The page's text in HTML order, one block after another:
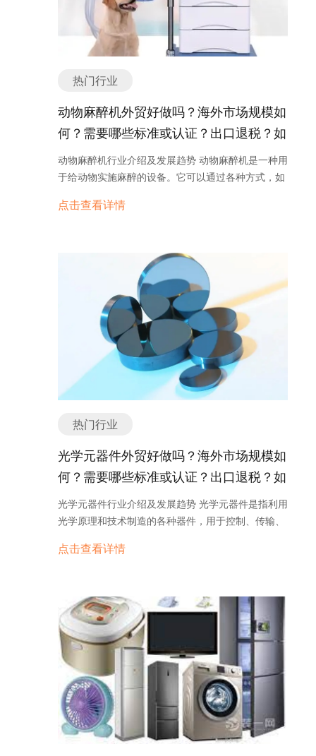
现和新工艺的应用也推动了焊机行业的发展。例如，
高强度钢和铝合金的广泛应用需要更先进的焊接技术
来保证连接的质量。此外，焊机行业还受到环保法规
来，焊机行业将继续向高效、智能化方向发展。一方
面，随着自动化技术的应用，自动化焊机将成为主
流。自动化焊机能够提高焊接效率和质量，并减少劳
动力成本。另一方面，智能化焊机将成为焊机行业的
新趋势。智能化焊机具备更高的智能化程度，能够自
动调节焊接参数、检测焊接质量，并实现远程监控和
焊机行业竞争激烈，市场上存在大量的焊机品牌和产
业面临的挑战。随着新材料和新工艺的不断涌现，焊
机制造商需要不断提升技术水平，开发适应新需求的
产品。 总之，焊机行业作为制造业的重要组成部分，
将继续保持快速发展。随着全球市场对焊接产品的需
求不断增长，焊机行业将面临更多机遇和挑战。通过
不断创新和技术升级，焊机制造商将能够满足市场需
求，推动焊机行业的可持续发展。 焊机产品主要分类
或种类有哪些？ 焊机是一种用于焊接金属材料的设
备，根据不同的工作原理和应用领域，可以将焊机分
为手焊机，是最常见和常用的焊机类型之一。它通过
起来。手持式电弧焊机适用于各种焊接作业，包括家
庭维修、建筑工地和汽车维修等。 2. 气体保护焊
气）保护焊接区域的焊机。气体保护焊机适用于对焊
接质量要求较高的应用，如航空航天和核工业等。 3.
电阻焊机：电阻焊机利用电流通过金属接头产生热
业。 4. 激光焊机：激光焊机利用高能量激光束将金
属材料熔化并连接起来。激光焊机具有高精度、高效
率和无接触的特点，适用于微小焊接和精密焊接，如
电子器件和医疗设备等。 5. 电弧焊割一体机：电弧
焊割一体机结合了电弧焊和切割功能，可以实现焊接
和切割的多种工作需求。它适用于需要焊接和切割的
工业领域，如金属加工和制造业。 除了以上主要分类
外，还有一些特殊类型的焊机，如点焊机、摩擦焊机
和激光钎焊机等，它们在特定的应用领域具有独特的
优势和功能。不同类型的焊机能够满足不同的焊接需
热门行业
动物麻醉机外贸好做吗？海外市场规模如
何？需要哪些标准或认证？出口退税？如
何找分销商或客户？
动物麻醉机行业介绍及发展趋势 动物麻醉机是一种用
于给动物实施麻醉的设备。它可以通过各种方式，如
行手术、治疗或研究等操作。 动物麻醉机在动物医
物。动物麻醉机的主要功能是控制麻醉剂的浓度和给
药速度，以确保动物得到适量的麻醉效果，同时最大
限度地减少对动物的伤害。 动物麻醉机的发展趋势主
要体现在以下几个方面： 1. 自动化技术的应用：随
着科技的不断进步，动物麻醉机将越来越多地采用自
动化技术。自动化技术可以实现麻醉剂的自动控制和
监测，提高麻醉的准确性和安全性。 2. 个性化设
计：不同类型的动物对麻醉的需求有所不同，因此，
未来的动物麻醉机将更加注重个性化设计。例如，针
动物的麻醉机可能会更加稳固耐用。 3. 绿色环保：
动物麻醉机在使用过程中会产生一定的废气和废液，
对环境造成一定的污染。未来的动物麻醉机将更加注
重环保，采用更加环保的材料和技术，减少对环境的
影响。 4. 智能化管理：随着信息技术的发展，动物
麻醉机将与智能化管理系统相结合。通过智能化管理
高工作效率和管理水平。 总之，动物麻醉机作为一种
将更加智能化、个性化和环保化，为动物的麻醉操作
提供更加安全和高效的解决方案。 动物麻醉机产品主
要分类或种类有哪些？ 动物麻醉机是一种用于动物麻
醉的设备，主要用于动物手术、治疗和研究等领域。
根据不同的功能和应用，动物麻醉机可以分为以下几
个主要分类或种类： 1. 气体麻醉机：气体麻醉机利
用气体混合物来实现动物的麻醉效果。常见的气体麻
醉机包括吸入式麻醉机和面罩式麻醉机。吸入式麻醉
机通过将气体混合物送入动物体内来实现麻醉效果，
点击查看详情
热门行业
光学元器件外贸好做吗？海外市场规模如
何？需要哪些标准或认证？出口退税？如
何找分销商或客户？
光学元器件行业介绍及发展趋势 光学元器件是指利用
光学原理和技术制造的各种器件，用于控制、传输、
示、医疗、能源、安全等领域，是现代科技发展中不
快速发展，光学元器件行业迅速崛起，并逐渐成为高
新技术产业的重要支柱之一。目前，全球光学元器件
市场规模庞大，市场竞争激烈，主要集中在美国、欧
洲和亚洲地区。 光学元器件行业的发展受多种因素影
响。首先，信息通信技术的快速发展推动了光学元器
件的需求增长。随着5G通信、云计算、物联网等新
兴技术的普及，对高速、高精度、高可靠性的光学元
器件的需求不断增加。 其次，光学元器件的技术创新
是行业发展的重要驱动力。随着光纤通信、光学传
点击查看详情